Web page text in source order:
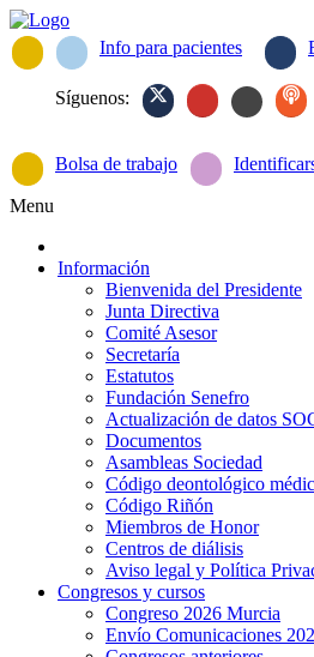
Info para pacientes
Síguenos:
Bolsa de trabajo
Menu
Información
Bienvenida del Presidente
Junta Directiva
Comité Asesor
Secretaría
Estatutos
Fundación Senefro
Actualización de datos
Documentos
Asambleas Sociedad
Código deontológico
Código Riñón
Miembros de Honor
Centros de diálisis
Aviso legal y Política
Congresos y cursos
Congreso 2026 Murcia
Envío Comunicaciones